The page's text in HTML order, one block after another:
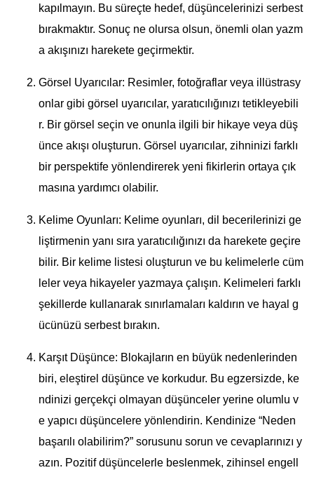
kapılmayın. Bu süreçte hedef, düşüncelerinizi serbest
bırakmaktır. Sonuç ne olursa olsun, önemli olan yazm
a akışınızı harekete geçirmektir.
Görsel Uyarıcılar: Resimler, fotoğraflar veya illüstrasy
onlar gibi görsel uyarıcılar, yaratıcılığınızı tetikleyebili
r. Bir görsel seçin ve onunla ilgili bir hikaye veya düş
ünce akışı oluşturun. Görsel uyarıcılar, zihninizi farklı
bir perspektife yönlendirerek yeni fikirlerin ortaya çık
masına yardımcı olabilir.
Kelime Oyunları: Kelime oyunları, dil becerilerinizi ge
liştirmenin yanı sıra yaratıcılığınızı da harekete geçire
bilir. Bir kelime listesi oluşturun ve bu kelimelerle cüm
leler veya hikayeler yazmaya çalışın. Kelimeleri farklı
şekillerde kullanarak sınırlamaları kaldırın ve hayal g
ücünüzü serbest bırakın.
Karşıt Düşünce: Blokajların en büyük nedenlerinden
biri, eleştirel düşünce ve korkudur. Bu egzersizde, ke
ndinizi gerçekçi olmayan düşünceler yerine olumlu v
e yapıcı düşüncelere yönlendirin. Kendinize “Neden
başarılı olabilirim?” sorusunu sorun ve cevaplarınızı y
azın. Pozitif düşüncelerle beslenmek, zihinsel engell